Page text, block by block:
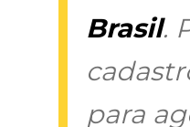
Brasil.
para